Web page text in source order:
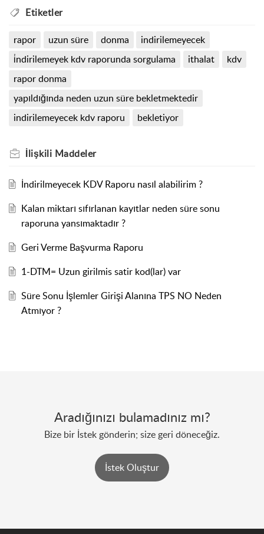
Etiketler
rapor uzun süre donma
indirilemeyecek
i̇ndirilemeyek kdv raporunda sorgulama
ithalat
kdv
rapor donma
yapıldığında neden uzun süre bekletmektedir
indirilemeyecek kdv raporu
bekletiyor
İlişkili Maddeler
İndirilmeyecek KDV Raporu nasıl alabilirim ?
Kalan miktarı sıfırlanan kayıtlar neden süre sonu
raporuna yansımaktadır ?
Geri Verme Başvurma Raporu
1-DTM= Uzun girilmis satir kod(lar) var
Süre Sonu İşlemler Girişi Alanına TPS NO Neden
Atmıyor ?
Aradığınızı bulamadınız mı?
Bize bir İstek gönderin; size geri döneceğiz.
İstek Oluştur